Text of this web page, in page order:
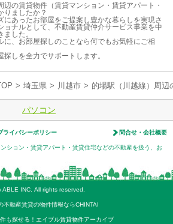
辺の賃貸物件（賃貸マンション・賃貸アパート・
りましたか？
にあったお部屋をご提案し豊かな暮らしを実現さ
ョナルとして、不動産賃貸仲介サービス事業を中
した。
に、お部屋探しのことなら何でもお気軽にご相
しを全力でサポートします。
> 埼玉県 > 川越市 > 的場駅（川越線）周辺
パソコン
ライバシーポリシー 問合せ・会社概要
ション・賃貸アパート・賃貸住宅などの不動産を扱う、お
ABLE INC. All rights reserved.
不動産賃貸の物件情報ならCHINTAI
も探せる！エイブル賃貸物件アーカイブ